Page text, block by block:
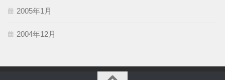
2005年1月
2004年12月